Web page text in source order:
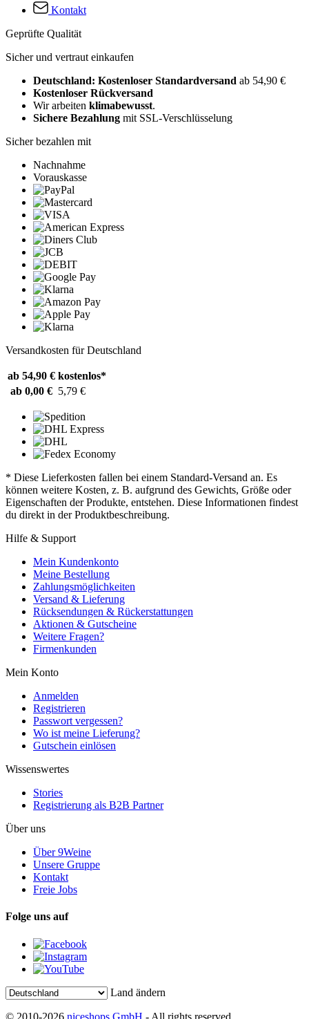
Kontakt
Geprüfte Qualität
Sicher und vertraut einkaufen
Deutschland: Kostenloser Standardversand ab 54,90 €
Kostenloser Rückversand
Wir arbeiten klimabewusst.
Sichere Bezahlung mit SSL-Verschlüsselung
Sicher bezahlen mit
Nachnahme
Vorauskasse
Versandkosten für Deutschland
ab 54,90 € kostenlos*
ab 0,00 € 5,79 €
* Diese Lieferkosten fallen bei einem Standard-Versand an. Es
können weitere Kosten, z. B. aufgrund des Gewichts, Größe oder
Eigenschaften der Produkte, entstehen. Diese Informationen findest
du direkt in der Produktbeschreibung.
Hilfe & Support
Mein Kundenkonto
Meine Bestellung
Zahlungsmöglichkeiten
Versand & Lieferung
Rücksendungen & Rückerstattungen
Aktionen & Gutscheine
Weitere Fragen?
Firmenkunden
Mein Konto
Anmelden
Registrieren
Passwort vergessen?
Wo ist meine Lieferung?
Gutschein einlösen
Wissenswertes
Stories
Registrierung als B2B Partner
Über uns
Über 9Weine
Unsere Gruppe
Kontakt
Freie Jobs
Folge uns auf
Land ändern
© 2010-2026 niceshops GmbH - All rights reserved.